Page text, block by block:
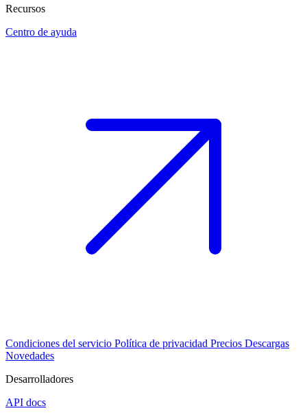
Recursos
Centro de ayuda
Condiciones del servicio Política de privacidad Precios Descargas
Novedades
Desarrolladores
API docs